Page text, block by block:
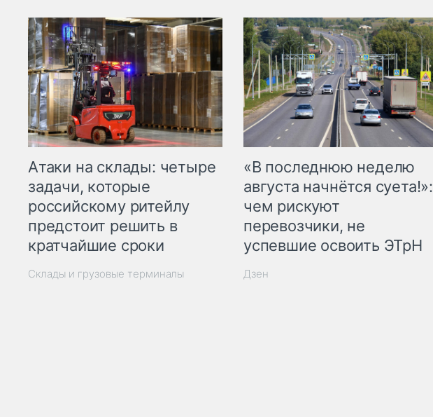
Атаки на склады: четыре
задачи, которые
российскому ритейлу
предстоит решить в
кратчайшие сроки
Склады и грузовые терминалы
«В последнюю неделю
августа начнётся суета!»:
чем рискуют
перевозчики, не
успевшие освоить ЭТрН
Дзен